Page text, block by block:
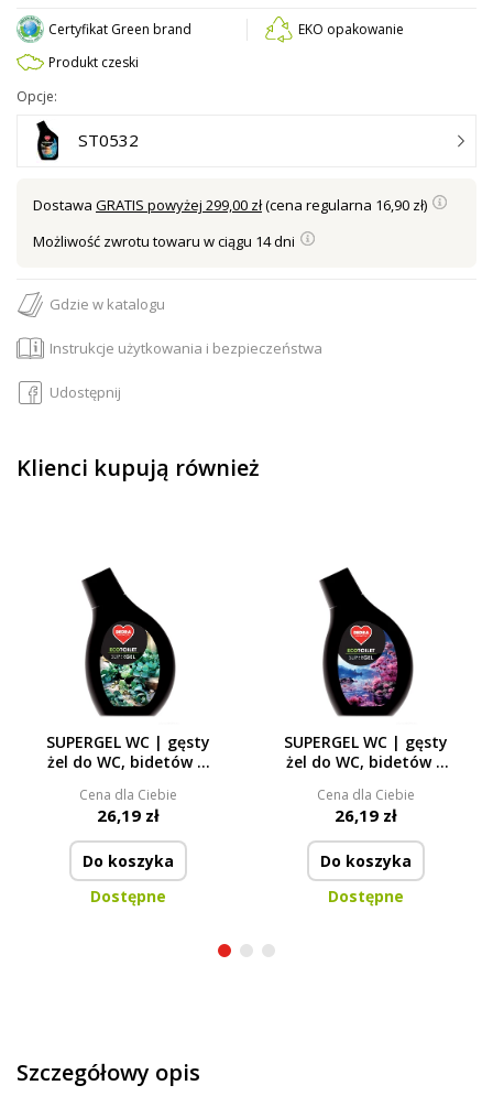
Certyfikat Green brand
EKO opakowanie
Produkt czeski
Opcje:
ST0532
Dostawa GRATIS powyżej 299,00 zł(cena regularna 16,90 zł)
Możliwość zwrotu towaru w ciągu 14 dni
Gdzie w katalogu
Instrukcje użytkowania i bezpieczeństwa
Udostępnij
Klienci kupują również
SUPERGEL WC | gęsty
żel do WC, bidetów &
EUCALYPTUS |
ECOTOILET | 500 ml
Cena dla Ciebie
26,19 zł
Do koszyka
Dostępne
SUPERGEL WC | gęsty
żel do WC, bidetów &
ALPINE FRESH |
ECOTOILET | 500 ml
Cena dla Ciebie
26,19 zł
Do koszyka
Dostępne
Szczegółowy opis